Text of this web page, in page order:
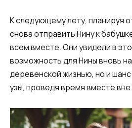
К следующему лету, планируя
снова отправить Нину к
всем вместе. Они увидели в
возможность для Нины вновь
деревенской жизнью, но и
узы, проведя время вместе